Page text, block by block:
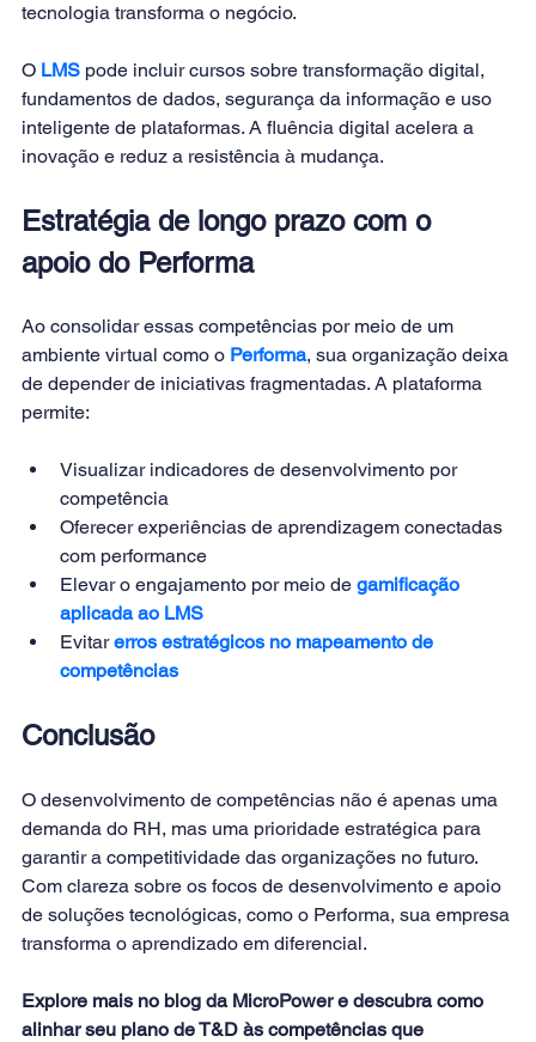
tecnologia transforma o negócio.
O LMS pode incluir cursos sobre transformação digital,
fundamentos de dados, segurança da informação e uso
inteligente de plataformas. A fluência digital acelera a
inovação e reduz a resistência à mudança.
Estratégia de longo prazo com o
apoio do Performa
Ao consolidar essas competências por meio de um
ambiente virtual como o Performa, sua organização deixa
de depender de iniciativas fragmentadas. A plataforma
permite:
Visualizar indicadores de desenvolvimento por
competência
Oferecer experiências de aprendizagem conectadas
com performance
Elevar o engajamento por meio de gamificação
aplicada ao LMS
Evitar erros estratégicos no mapeamento de
competências
Conclusão
O desenvolvimento de competências não é apenas uma
demanda do RH, mas uma prioridade estratégica para
garantir a competitividade das organizações no futuro.
Com clareza sobre os focos de desenvolvimento e apoio
de soluções tecnológicas, como o Performa, sua empresa
transforma o aprendizado em diferencial.
Explore mais no blog da MicroPower e descubra como
alinhar seu plano de T&D às competências que